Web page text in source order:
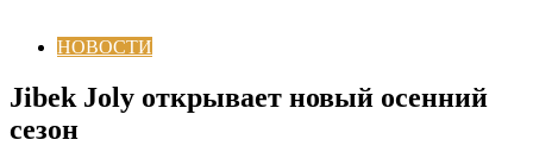
НОВОСТИ
Jibek Joly открывает новый осенний
сезон